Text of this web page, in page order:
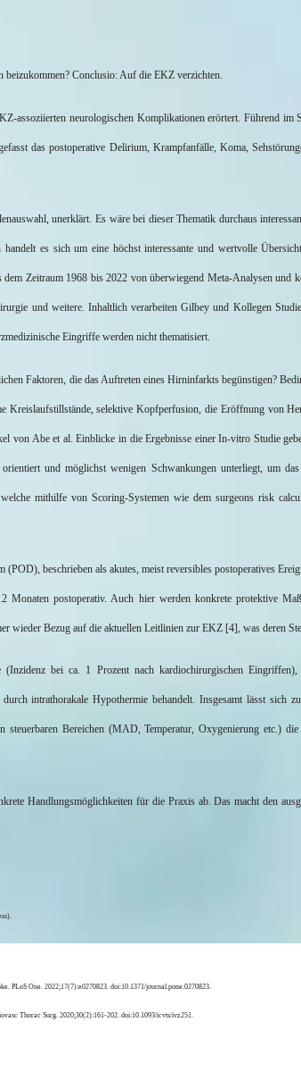
Conclusio: Auf die EKZ verzichten.
assoziierten neurologischen Komplikationen erörtert. Führend im
das postoperative Delirium, Krampfanfälle, Koma,
unerklärt. Es wäre bei dieser Thematik durchaus
es sich um eine höchst interessante und wertvolle
Zeitraum 1968 bis 2022 von überwiegend Meta-Analysen und
und weitere. Inhaltlich verarbeitenGilbey und Kollegen
Eingriffe werden nicht thematisiert.
Faktoren, die das Auftreten eines Hirninfarkts begünstigen?
Kreislaufstillstände, selektive Kopfperfusion, die Eröffnung von
von Abe et al. Einblicke in die Ergebnisse einer In-vitro Studie
und möglichst wenigen Schwankungen unterliegt, um
mithilfe von Scoring-Systemen wie dem surgeons risk
(POD), beschrieben als akutes, meist reversibles postoperatives
postoperativ. Auch hier werden konkrete protektive
wieder Bezug auf die aktuellen Leitlinien zur EKZ [4], was deren
bei ca. 1 Prozent nach kardiochirurgischen
intrathorakale Hypothermie behandelt. Insgesamt lässt sich
Bereichen (MAD, Temperatur, Oxygenierung etc.)
Handlungsmöglichkeiten für die Praxis ab. Das macht den
PLoS One. 2022;17(7):e0270823. doi:10.1371/journal.pone.0270823.
Thorac Surg. 2020;30(2):161-202. doi:10.1093/icvts/ivz251.